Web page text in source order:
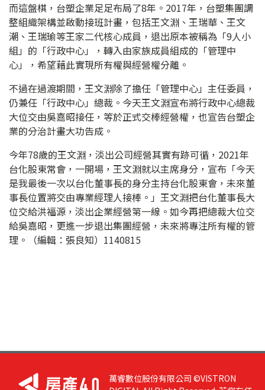
而這盤棋，台塑企業足足布局了8年。2017年，台塑集團調
整組織架構並啟動接班計畫，包括王文淵、王瑞華、王文
潮、王瑞瑜等王家二代核心成員，退出原本被稱為「9人小
組」的「行政中心」，轉入由家族成員組成的「管理中
心」，希望藉此實現所有權與經營權分離。
不過在過渡期間，王文淵除了擔任「管理中心」主任委員，
仍兼任「行政中心」總裁。今天王文淵宣布將行政中心總裁
大位交由吳嘉昭接任，等於正式交棒經營權，也宣告台塑企
業的分治計畫大功告成。
今年78歲的王文淵，淡出公司經營其實有跡可循，2021年
台化股東常會，一開場，王文淵就以主席身分，宣布「今天
是我最後一次以台化董事長的身分主持台化股東會，未來董
事長位置將交由專業經理人接棒。」王文淵把台化董事長大
位交給洪福源，淡出企業經營第一線。如今再把總裁大位交
給吳嘉昭，更進一步退出集團經營，未來將專注所有權的管
理。（編輯：張良知）1140815
萬睿數位股份有限公司 ©VISTRON